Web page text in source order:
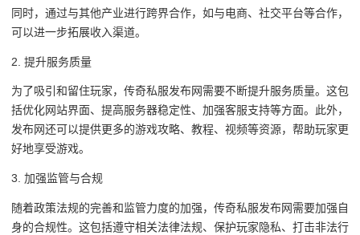
同时，通过与其他产业进行跨界合作，如与电商、社交平台等合作，
可以进一步拓展收入渠道。
2. 提升服务质量
为了吸引和留住玩家，传奇私服发布网需要不断提升服务质量。这包
括优化网站界面、提高服务器稳定性、加强客服支持等方面。此外，
发布网还可以提供更多的游戏攻略、教程、视频等资源，帮助玩家更
好地享受游戏。
3. 加强监管与合规
随着政策法规的完善和监管力度的加强，传奇私服发布网需要加强自
身的合规性。这包括遵守相关法律法规、保护玩家隐私、打击非法行